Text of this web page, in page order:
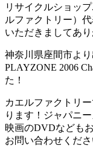
リサイクルショッ
ルファクトリー）
いただきましてあ
神奈川県座間市よ
PLAYZONE 2006
た！
カエルファクトリ
ります！ジャパニ
映画のDVDなども
お問い合わせくださ